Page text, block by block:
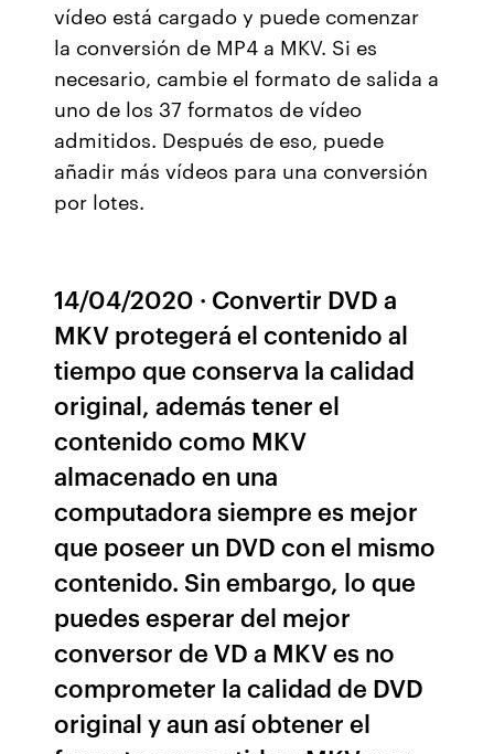
vídeo está cargado y puede comenzar
la conversión de MP4 a MKV. Si es
necesario, cambie el formato de salida a
uno de los 37 formatos de vídeo
admitidos. Después de eso, puede
añadir más vídeos para una conversión
por lotes.
14/04/2020 · Convertir DVD a
MKV protegerá el contenido al
tiempo que conserva la calidad
original, además tener el
contenido como MKV
almacenado en una
computadora siempre es mejor
que poseer un DVD con el mismo
contenido. Sin embargo, lo que
puedes esperar del mejor
conversor de VD a MKV es no
comprometer la calidad de DVD
original y aun así obtener el